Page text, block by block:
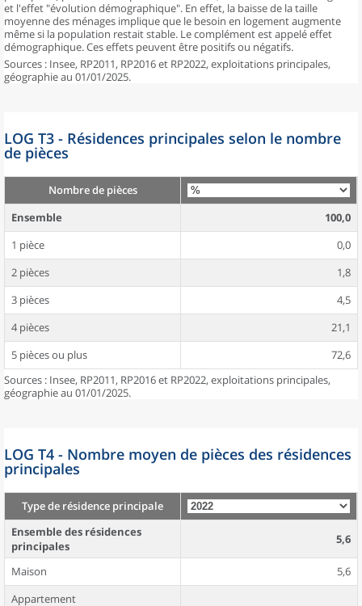
et l'effet "évolution démographique". En effet, la baisse de la taille
moyenne des ménages implique que le besoin en logement augmente
même si la population restait stable. Le complément est appelé effet
démographique. Ces effets peuvent être positifs ou négatifs.
Sources : Insee, RP2011, RP2016 et RP2022, exploitations principales,
géographie au 01/01/2025.
LOG T3 - Résidences principales selon le nombre
de pièces
Nombre de pièces
Ensemble
100,0
1 pièce
0,0
2 pièces
1,8
3 pièces
4,5
4 pièces
21,1
5 pièces ou plus
72,6
Sources : Insee, RP2011, RP2016 et RP2022, exploitations principales,
géographie au 01/01/2025.
LOG T4 - Nombre moyen de pièces des résidences
principales
Type de résidence principale
Ensemble des résidences
principales
5,6
Maison
5,6
Appartement